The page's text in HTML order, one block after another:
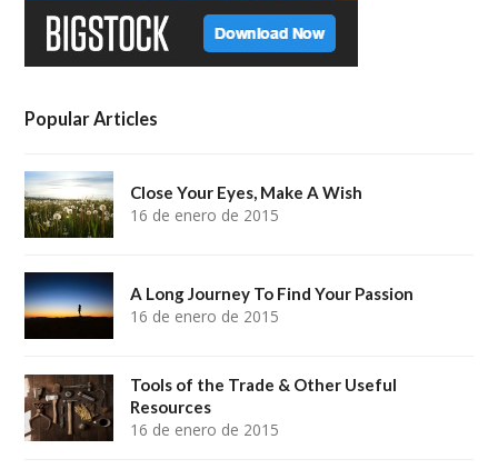
Popular Articles
Close Your Eyes, Make A Wish
16 de enero de 2015
A Long Journey To Find Your Passion
16 de enero de 2015
Tools of the Trade & Other Useful
Resources
16 de enero de 2015